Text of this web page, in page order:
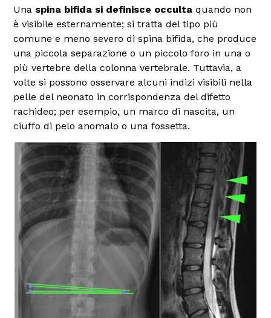
Una spina bifida si definisce occulta quando non
è visibile esternamente; si tratta del tipo più
comune e meno severo di spina bifida, che produce
una piccola separazione o un piccolo foro in una o
più vertebre della colonna vertebrale. Tuttavia, a
volte si possono osservare alcuni indizi visibili nella
pelle del neonato in corrispondenza del difetto
rachideo; per esempio, un marco di nascita, un
ciuffo di pelo anomalo o una fossetta.